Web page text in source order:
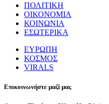
ΠΟΛΙΤΙΚΗ
ΟΙΚΟΝΟΜΙΑ
ΚΟΙΝΩΝΙΑ
ΕΣΩΤΕΡΙΚΑ
ΕΥΡΩΠΗ
ΚΟΣΜΟΣ
VIRALS
Επικοινωνήστε μαζί μας